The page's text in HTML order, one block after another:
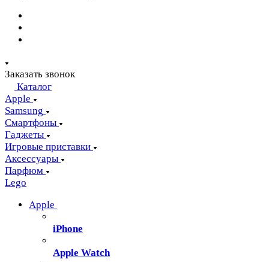
Заказать звонок
Каталог
Apple
Samsung
Смартфоны
Гаджеты
Игровые приставки
Аксессуары
Парфюм
Lego
Apple
iPhone
Apple Watch